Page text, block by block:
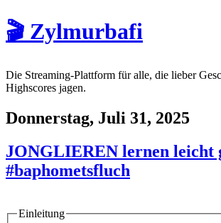
🎬 Zylmurbafi
Die Streaming-Plattform für alle, die lieber
Highscores jagen.
Donnerstag, Juli 31, 2025
JONGLIEREN lernen leicht
#baphometsfluch
Einleitung